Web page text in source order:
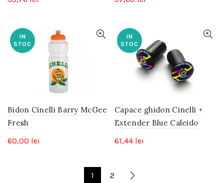
IN
STOC
Bidon Cinelli Barry McGee
Fresh
60,00 lei
IN
STOC
Capace ghidon Cinelli +
Extender Blue Caleido
61,44 lei
1 2